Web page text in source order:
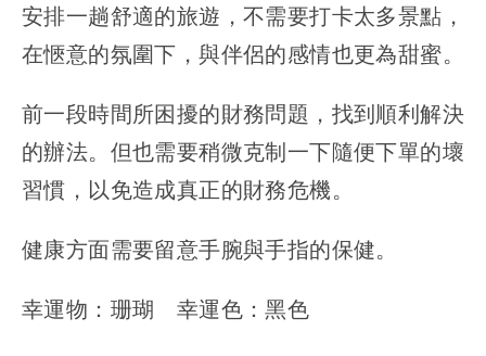
安排一趟舒適的旅遊，不需要打卡太多景點，
在愜意的氛圍下，與伴侶的感情也更為甜蜜。
前一段時間所困擾的財務問題，找到順利解決
的辦法。但也需要稍微克制一下隨便下單的壞
習慣，以免造成真正的財務危機。
健康方面需要留意手腕與手指的保健。
幸運物：珊瑚 幸運色：黑色